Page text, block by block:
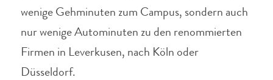
wenige Gehminuten zum Campus, sondern auch
nur wenige Autominuten zu den renommierten
Firmen in Leverkusen, nach Köln oder
Düsseldorf.